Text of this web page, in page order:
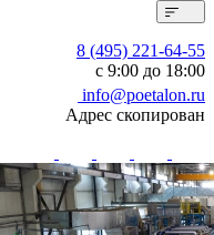
8 (495) 221-64-55
с 9:00 до 18:00
info@poetalon.ru
Адрес скопирован